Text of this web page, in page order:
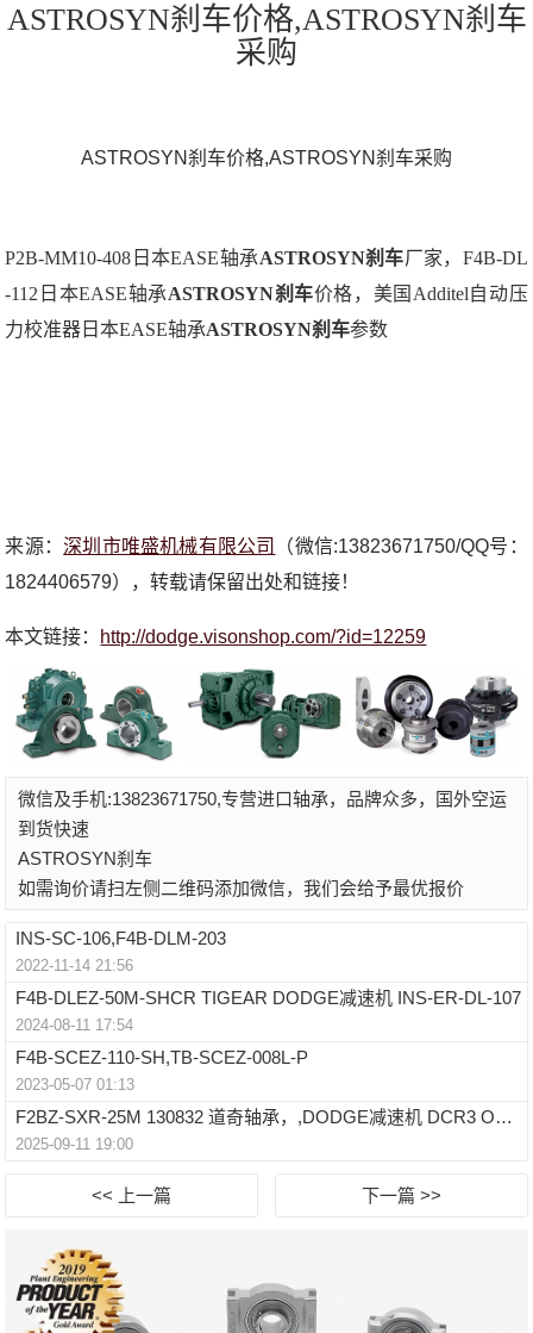
ASTROSYN刹车价格,ASTROSYN刹车
采购
ASTROSYN刹车价格,ASTROSYN刹车采购
P2B-MM10-408日本EASE轴承ASTROSYN刹车厂家，F4B-DL
-112日本EASE轴承ASTROSYN刹车价格，美国Additel自动压
力校准器日本EASE轴承ASTROSYN刹车参数
来源：深圳市唯盛机械有限公司
（微信:13823671750/QQ号：
1824406579），转载请保留出处和链接！
本文链接： http://dodge.visonshop.com/?id=12259
微信及手机:13823671750,专营进口轴承，品牌众多，国外空运
到货快速
ASTROSYN刹车
如需询价请扫左侧二维码添加微信，我们会给予最优报价
INS-SC-106,F4B-DLM-203
2022-11-14 21:56
F4B-DLEZ-50M-SHCR TIGEAR DODGE减速机 INS-ER-DL-107
2024-08-11 17:54
F4B-SCEZ-110-SH,TB-SCEZ-008L-P
2023-05-07 01:13
F2BZ-SXR-25M 130832 道奇轴承，,DODGE减速机 DCR3 OUTPUT-DCR7 INPUT SEAL
2025-09-11 19:00
<< 上一篇 下一篇 >>